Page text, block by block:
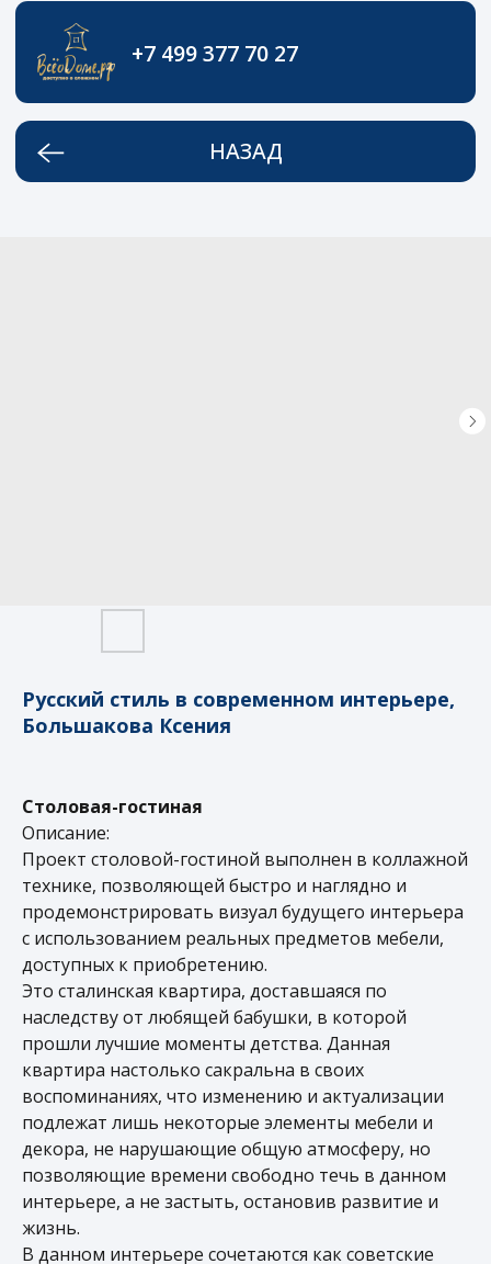
НАЗАД
Русский стиль в современном интерьере,
Большакова Ксения
Столовая-гостиная
Описание:
Проект столовой-гостиной выполнен в коллажной
технике, позволяющей быстро и наглядно и
продемонстрировать визуал будущего интерьера
с использованием реальных предметов мебели,
доступных к приобретению.
Это сталинская квартира, доставшаяся по
наследству от любящей бабушки, в которой
прошли лучшие моменты детства. Данная
квартира настолько сакральна в своих
воспоминаниях, что изменению и актуализации
подлежат лишь некоторые элементы мебели и
декора, не нарушающие общую атмосферу, но
позволяющие времени свободно течь в данном
интерьере, а не застыть, остановив развитие и
жизнь.
В данном интерьере сочетаются как советские